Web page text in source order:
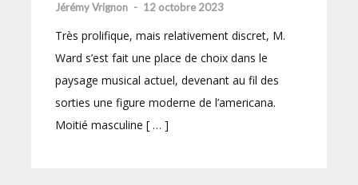
Jérémy Vrignon - 12 octobre 2023
Très prolifique, mais relativement discret, M.
Ward s’est fait une place de choix dans le
paysage musical actuel, devenant au fil des
sorties une figure moderne de l’americana.
Moitié masculine [ … ]